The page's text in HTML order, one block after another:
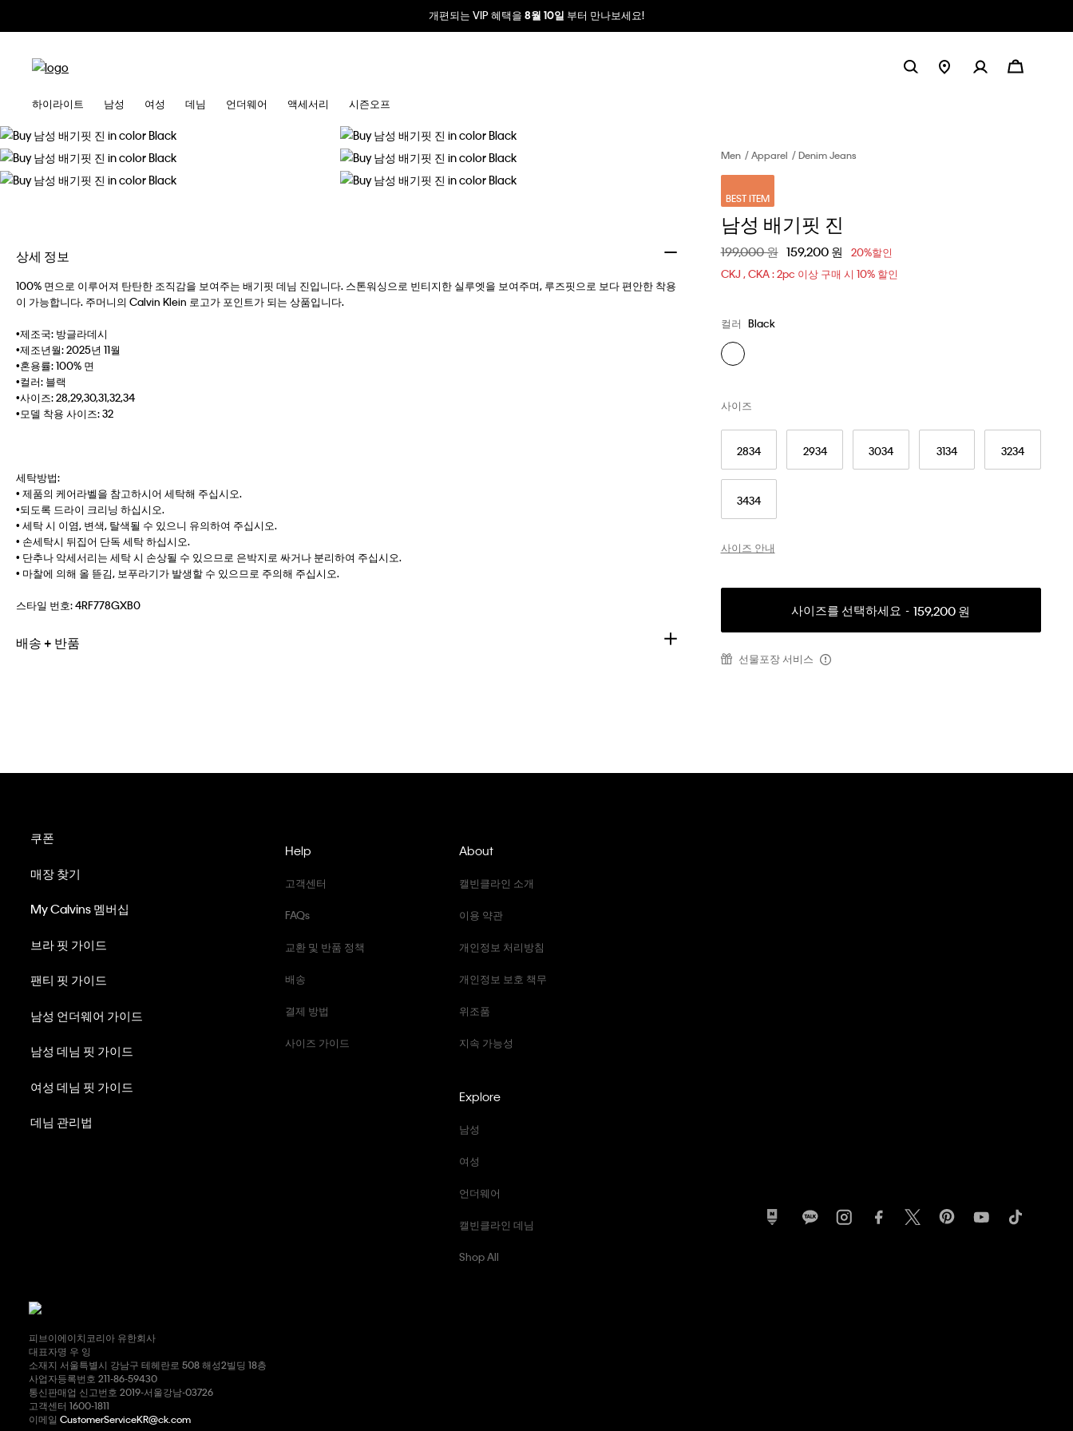
개편되는 VIP 혜택을 8월 10일 부터 만나보세요!
하이라이트 남성 여성 데님 언더웨어 액세서리 시즌오프
상세 정보
100% 면으로 이루어져 탄탄한 조직감을 보여주는 배기핏 데님 진입니다. 스톤워싱으로 빈티지한 실루엣을 보여주며, 루즈핏으로 보다 편안한 착용
이 가능합니다. 주머니의 Calvin Klein 로고가 포인트가 되는 상품입니다.
•제조국: 방글라데시
•제조년월: 2025년 11월
•혼용률: 100% 면
•컬러: 블랙
•사이즈: 28,29,30,31,32,34
•모델 착용 사이즈: 32
세탁방법:
• 제품의 케어라벨을 참고하시어 세탁해 주십시오.
•되도록 드라이 크리닝 하십시오.
• 세탁 시 이염, 변색, 탈색될 수 있으니 유의하여 주십시오.
• 손세탁시 뒤집어 단독 세탁 하십시오.
• 단추나 악세서리는 세탁 시 손상될 수 있으므로 은박지로 싸거나 분리하여 주십시오.
• 마찰에 의해 올 뜯김, 보푸라기가 발생할 수 있으므로 주의해 주십시오.
스타일 번호:4RF778GXB0
배송 + 반품
Men Apparel Denim Jeans
BEST ITEM
남성 배기핏 진
할인 전 가격
199,000 원할인된 가격
159,200 원
20%할인
CKJ , CKA : 2pc 이상 구매 시 10% 할인
컬러 Black
2834 2934 3034 3134 3234
3434
사이즈
사이즈 안내
사이즈를 선택하세요 159,200 원
선물포장 서비스
Help
고객센터
FAQs
교환 및 반품 정책
배송
결제 방법
사이즈 가이드
쿠폰
매장 찾기
My Calvins 멤버십
브라 핏 가이드
팬티 핏 가이드
남성 언더웨어 가이드
남성 데님 핏 가이드
여성 데님 핏 가이드
데님 관리법
Explore
남성
여성
언더웨어
캘빈클라인 데님
Shop All
About
캘빈클라인 소개
이용 약관
개인정보 처리방침
개인정보 보호 책무
위조품
지속 가능성
피브이에이치코리아 유한회사
대표자명 우 잉
소재지 서울특별시 강남구 테헤란로 508 해성2빌딩 18층
사업자등록번호 211-86-59430
통신판매업 신고번호 2019-서울강남-03726
고객센터 1600-1811
이메일 CustomerServiceKR@ck.com